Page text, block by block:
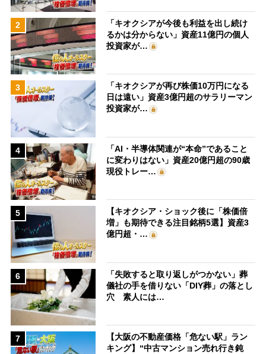
2
「キオクシアが今後も利益を出し続け
るかは分からない」資産11億円の個人
投資家が…
3
「キオクシアが再び株価10万円になる
日は遠い」資産3億円超のサラリーマン
投資家が…
4
「AI・半導体関連が“本命”であること
に変わりはない」資産20億円超の90歳
現役トレー…
5
【キオクシア・ショック後に「株価倍
増」も期待できる注目銘柄5選】資産3
億円超・…
6
「失敗すると取り返しがつかない」葬
儀社の手を借りない「DIY葬」の落とし
穴 素人には…
7
【大阪の不動産価格「危ない駅」ラン
キング】“中古マンション売れ行き鈍